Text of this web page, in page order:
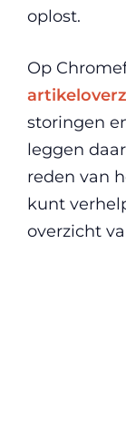
oplost.
Op
storingen
leggen
reden van
kunt
overzicht